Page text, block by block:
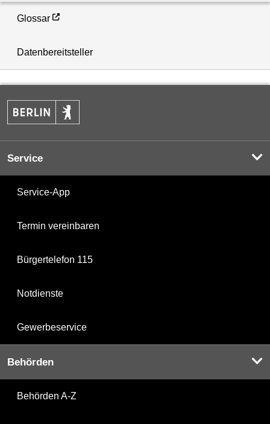
Glossar
Datenbereitsteller
Service
Service-App
Termin vereinbaren
Bürgertelefon 115
Notdienste
Gewerbeservice
Behörden
Behörden A-Z